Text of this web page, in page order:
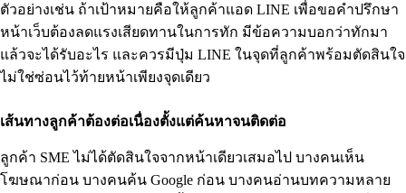
ตัวอย่างเช่น ถ้าเป้าหมายคือให้ลูกค้าแอด LINE เพื่อขอคำปรึกษา
หน้าเว็บต้องลดแรงเสียดทานในการทัก มีข้อความบอกว่าทักมา
แล้วจะได้รับอะไร และควรมีปุ่ม LINE ในจุดที่ลูกค้าพร้อมตัดสินใจ
ไม่ใช่ซ่อนไว้ท้ายหน้าเพียงจุดเดียว
เส้นทางลูกค้าต้องต่อเนื่องตั้งแต่ค้นหาจนติดต่อ
ลูกค้า SME ไม่ได้ตัดสินใจจากหน้าเดียวเสมอไป บางคนเห็น
โฆษณาก่อน บางคนค้น Google ก่อน บางคนอ่านบทความหลาย